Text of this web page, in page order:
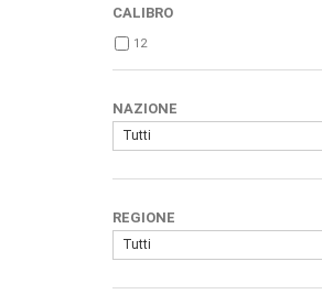
CALIBRO
12
NAZIONE
Tutti
REGIONE
Tutti